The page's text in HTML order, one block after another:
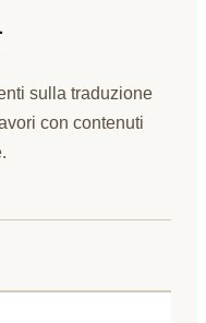
sulla traduzione
con contenuti